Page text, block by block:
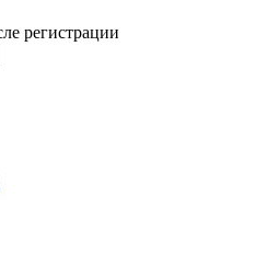
регистрации